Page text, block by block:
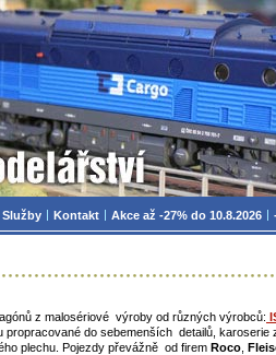
z malosériové výroby od různých výrobců:
propracované do sebemenších detailů, karoserie
plechu. Pojezdy převážně od firem Roco
TT, H0, mašinky
Služby Kontakt Akce až -27% do 10.8.2026